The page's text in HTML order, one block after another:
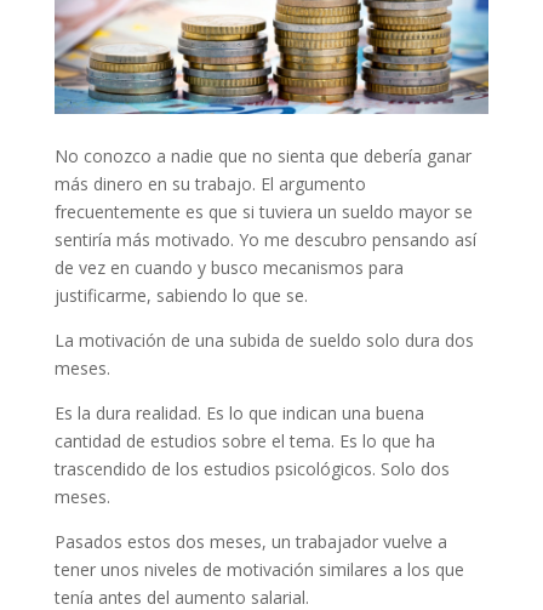
No conozco a nadie que no sienta que debería ganar
más dinero en su trabajo. El argumento
frecuentemente es que si tuviera un sueldo mayor se
sentiría más motivado. Yo me descubro pensando así
de vez en cuando y busco mecanismos para
justificarme, sabiendo lo que se.
La motivación de una subida de sueldo solo dura dos
meses.
Es la dura realidad. Es lo que indican una buena
cantidad de estudios sobre el tema. Es lo que ha
trascendido de los estudios psicológicos. Solo dos
meses.
Pasados estos dos meses, un trabajador vuelve a
tener unos niveles de motivación similares a los que
tenía antes del aumento salarial.